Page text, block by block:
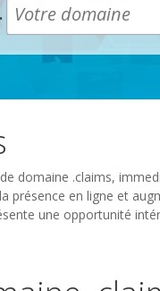
domaine .claims,
présence en ligne et
une opportunité